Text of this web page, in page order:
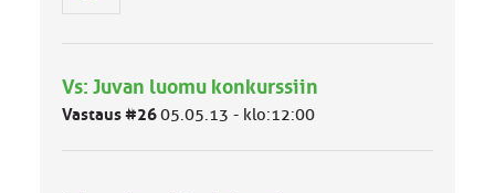
m
ä
Vs: Juvan luomu konkurssiin
Vastaus #2605.05.13 - klo:12:00